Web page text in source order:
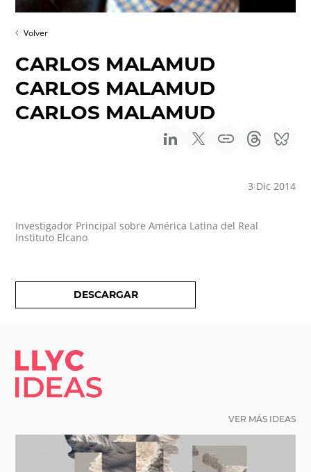
Volver
CARLOS MALAMUD
CARLOS MALAMUD
CARLOS MALAMUD
3 Dic 2014
Investigador Principal sobre América Latina del Real
Instituto Elcano
DESCARGAR
LLYC IDEAS.
VER MÁS IDEAS